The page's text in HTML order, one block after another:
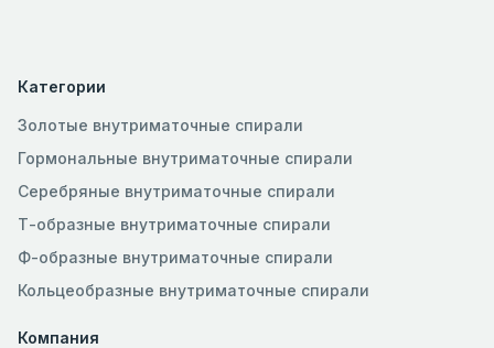
Категории
Золотые внутриматочные спирали
Гормональные внутриматочные спирали
Серебряные внутриматочные спирали
Т-образные внутриматочные спирали
Ф-образные внутриматочные спирали
Кольцеобразные внутриматочные спирали
Компания